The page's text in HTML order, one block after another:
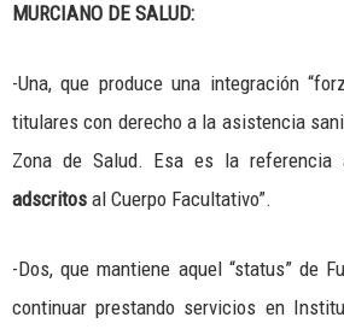
MURCIANO DE SALUD:
-Una, que produce una integración
titulares con derecho a la asistencia
Zona de Salud. Esa es la referencia
adscritos al Cuerpo Facultativo”.
-Dos, que mantiene aquel “status” de
continuar prestando servicios en